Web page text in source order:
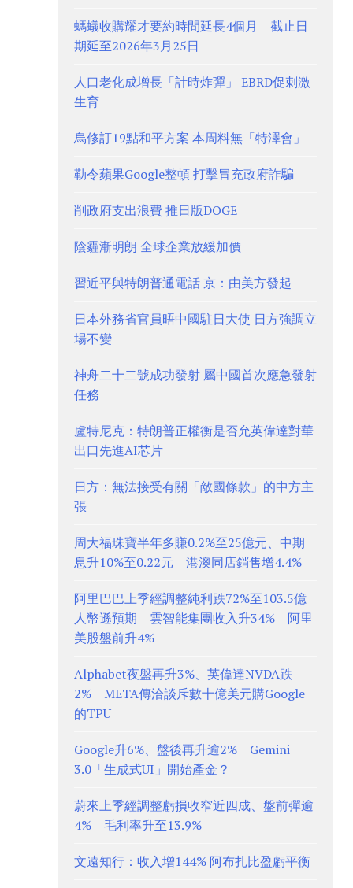
螞蟻收購耀才要約時間延長4個月 截止日
期延至2026年3月25日
人口老化成增長「計時炸彈」 EBRD促刺激
生育
烏修訂19點和平方案 本周料無「特澤會」
勒令蘋果Google整頓 打擊冒充政府詐騙
削政府支出浪費 推日版DOGE
陰霾漸明朗 全球企業放緩加價
習近平與特朗普通電話 京：由美方發起
日本外務省官員晤中國駐日大使 日方強調立
場不變
神舟二十二號成功發射 屬中國首次應急發射
任務
盧特尼克：特朗普正權衡是否允英偉達對華
出口先進AI芯片
日方：無法接受有關「敵國條款」的中方主
張
周大福珠寶半年多賺0.2%至25億元、中期
息升10%至0.22元 港澳同店銷售增4.4%
阿里巴巴上季經調整純利跌72%至103.5億
人幣遜預期 雲智能集團收入升34% 阿里
美股盤前升4%
Alphabet夜盤再升3%、英偉達NVDA跌
2% META傳洽談斥數十億美元購Google
的TPU
Google升6%、盤後再升逾2% Gemini
3.0「生成式UI」開始產金？
蔚來上季經調整虧損收窄近四成、盤前彈逾
4% 毛利率升至13.9%
文遠知行：收入增144% 阿布扎比盈虧平衡